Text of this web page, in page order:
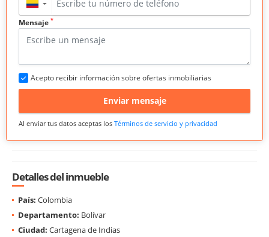
▼
Mensaje *
Acepto recibir información sobre ofertas inmobiliarias
Enviar mensaje
Al enviar tus datos aceptas los Términos de servicio y privacidad
Detalles del inmueble
País: Colombia
Departamento: Bolívar
Ciudad: Cartagena de Indias